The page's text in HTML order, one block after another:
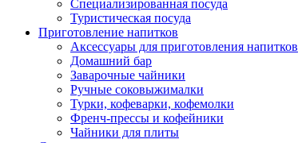
Специализированная посуда
Туристическая посуда
Приготовление напитков
Аксессуары для приготовления напитков
Домашний бар
Заварочные чайники
Ручные соковыжималки
Турки, кофеварки, кофемолки
Френч-прессы и кофейники
Чайники для плиты